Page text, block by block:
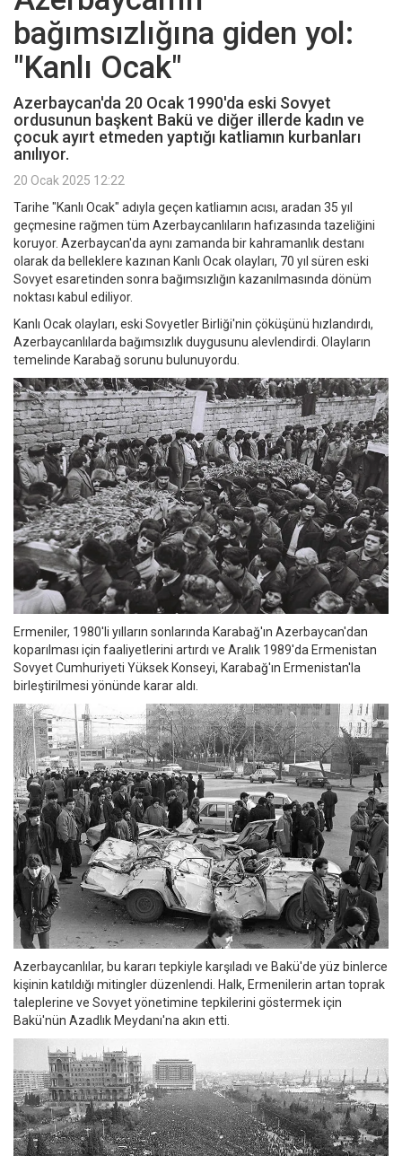
bağımsızlığına giden yol:
"Kanlı Ocak"
Azerbaycan'da 20 Ocak 1990'da eski Sovyet
ordusunun başkent Bakü ve diğer illerde kadın ve
çocuk ayırt etmeden yaptığı katliamın kurbanları
anılıyor.
20 Ocak 2025 12:22
Tarihe "Kanlı Ocak" adıyla geçen katliamın acısı, aradan 35 yıl
geçmesine rağmen tüm Azerbaycanlıların hafızasında tazeliğini
koruyor. Azerbaycan'da aynı zamanda bir kahramanlık destanı
olarak da belleklere kazınan Kanlı Ocak olayları, 70 yıl süren eski
Sovyet esaretinden sonra bağımsızlığın kazanılmasında dönüm
noktası kabul ediliyor.
Kanlı Ocak olayları, eski Sovyetler Birliği'nin çöküşünü hızlandırdı,
Azerbaycanlılarda bağımsızlık duygusunu alevlendirdi. Olayların
temelinde Karabağ sorunu bulunuyordu.
Ermeniler, 1980'li yılların sonlarında Karabağ'ın Azerbaycan'dan
koparılması için faaliyetlerini artırdı ve Aralık 1989'da Ermenistan
Sovyet Cumhuriyeti Yüksek Konseyi, Karabağ'ın Ermenistan'la
birleştirilmesi yönünde karar aldı.
Azerbaycanlılar, bu kararı tepkiyle karşıladı ve Bakü'de yüz binlerce
kişinin katıldığı mitingler düzenlendi. Halk, Ermenilerin artan toprak
taleplerine ve Sovyet yönetimine tepkilerini göstermek için
Bakü'nün Azadlık Meydanı'na akın etti.